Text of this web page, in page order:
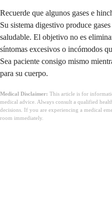
Recuerde que algunos gases e
Su sistema digestivo produce
saludable. El objetivo no es
síntomas excesivos o incómodos
Sea paciente consigo mismo
para su cuerpo.
Medical Disclaimer: This article is for
medical advice. Always consult a qualified
decisions. If you are experiencing a medical
room immediately.